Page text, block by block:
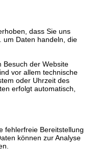
dass Sie uns
um Daten handeln, die
Besuch der Website
vor allem technische
oder Uhrzeit des
erfolgt automatisch,
fehlerfreie Bereitstellung
können zur Analyse